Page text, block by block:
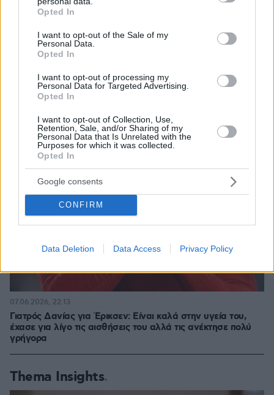
grant or deny consent to Google and its third-party tags to
use your data for below specified purposes in below Google
consent section.
Opted In
I want to opt-out of the Sale of my
Personal Data.
Opted In
I want to opt-out of processing my
Personal Data for Targeted Advertising.
Opted In
I want to opt-out of Collection, Use,
Retention, Sale, and/or Sharing of my
Personal Data that Is Unrelated with the
Purposes for which it was collected.
Opted In
Google consents
CONFIRM
Data Deletion Data Access Privacy Policy
Έρικσεν
Γιατρός Δανίας για Έρικσεν: Είναι καλά στην υγεία του,
έχασε για λίγο τις αισθήσεις του αλλά τις ανέκτησε πολύ
γρήγορα
07.06.2026, 22:13
Thema Insights